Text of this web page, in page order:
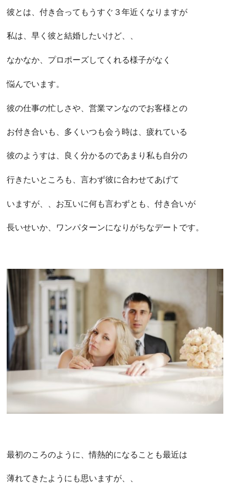
彼とは、付き合ってもうすぐ３年近くなりますが
私は、早く彼と結婚したいけど、、
なかなか、プロポーズしてくれる様子がなく
悩んでいます。
彼の仕事の忙しさや、営業マンなのでお客様との
お付き合いも、多くいつも会う時は、疲れている
彼のようすは、良く分かるのであまり私も自分の
行きたいところも、言わず彼に合わせてあげて
いますが、、お互いに何も言わずとも、付き合いが
長いせいか、ワンパターンになりがちなデートです。
最初のころのように、情熱的になることも最近は
薄れてきたようにも思いますが、、